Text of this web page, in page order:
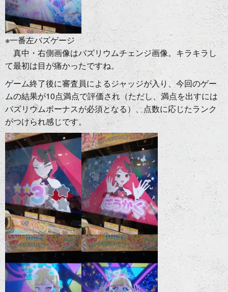
※一番左バズゲージ
真中・右側画像はバズリウムチェンジ画像。キラキラし
て最初は目が痛かったですね。
ゲーム終了後に審査員によるジャッジが入り、今回のゲー
ムの結果が10点満点で評価され（ただし、満点を出すには
バズリウムボーナスが必須となる）、点数に応じたランク
がつけられ感じです。